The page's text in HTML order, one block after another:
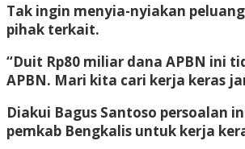
Tak ingin menyia-nyiakan
pihak terkait.
“Duit Rp80 miliar dana APBN ini
APBN. Mari kita cari kerja keras
Diakui Bagus Santoso persoalan
pemkab Bengkalis untuk kerja